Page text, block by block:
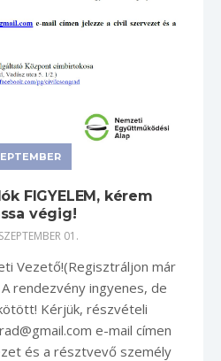
FIGYELEM, kérem
végig!
01.
Vezető!(Regisztráljon már
rendezvény ingyenes, de
Kérjük, részvételi
e-mail címen
és a résztvevő személy